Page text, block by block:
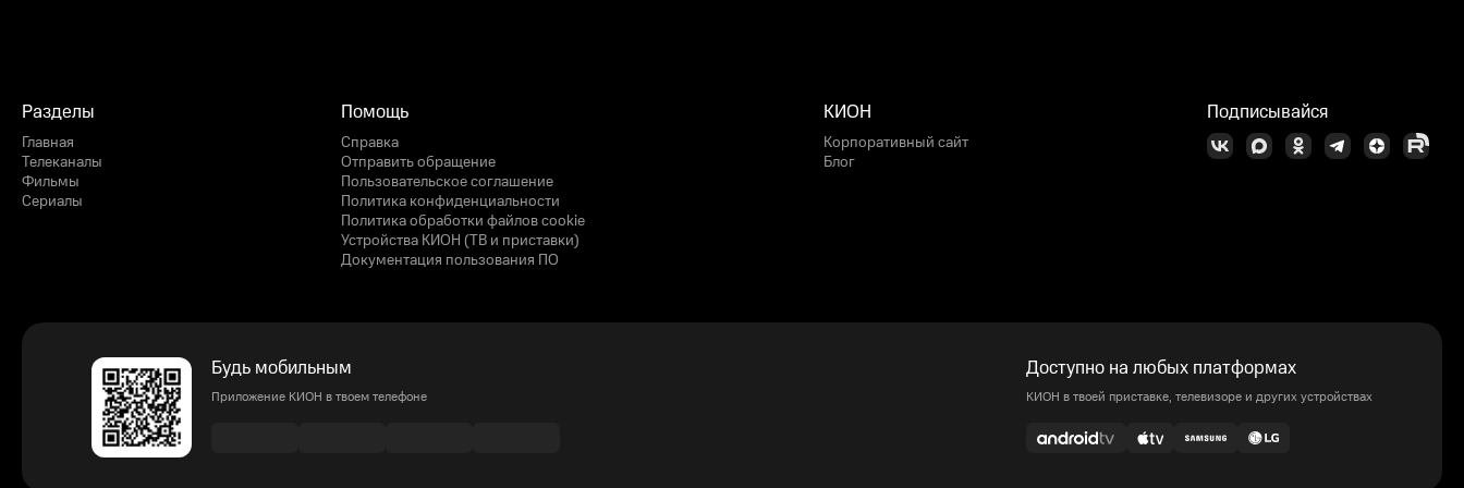
Разделы
Главная
Телеканалы
Фильмы
Сериалы
Помощь
Справка
Отправить обращение
Пользовательское соглашение
Политика конфиденциальности
Политика обработки файлов cookie
Устройства КИОН (ТВ и приставки)
Документация пользования ПО
КИОН
Корпоративный сайт
Блог
Подписывайся
Будь мобильным
Приложение КИОН в твоем телефоне
Доступно на любых платформах
КИОН в твоей приставке, телевизоре и других устройствах